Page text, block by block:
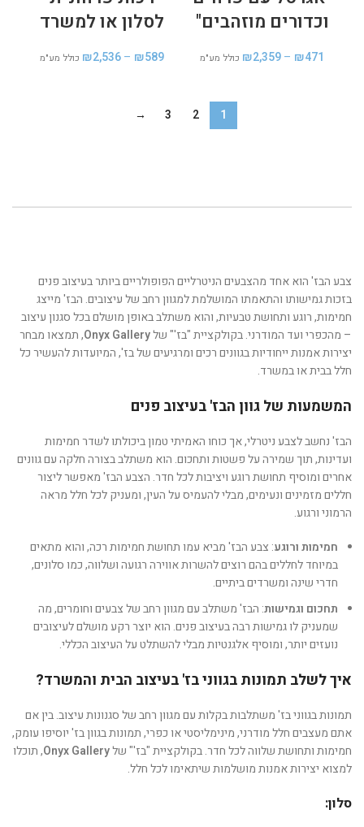
וכדורים מוזהבים"
₪471
–
₪2,359 כולל מע"מ
לסלון או למשרד
₪589
–
₪2,536 כולל מע"מ
1
2
3
→
צבע הבז' הוא אחד מהצבעים הניטרליים הפופולריים ביותר בעיצוב פנים
בזכות גמישותו והתאמתו המושלמת למגוון רחב של עיצובים. הבז' מייצג
חמימות, רוגע ותחושת טבעיות, והוא משתלב באופן מושלם בכל סגנון עיצוב
– מהכפרי ועד המודרני. בקולקציית "בז'" שלOnyx Gallery, תמצאו מבחר
יצירות אמנות ייחודיות בגוונים רכים ומרגיעים של בז', המיועדות להעשיר כל
חלל בבית או במשרד.
המשמעות של גוון הבז' בעיצוב פנים
הבז' נחשב לצבע ניטרלי, אך כוחו האמיתי טמון ביכולתו לשדר חמימות
ועדינות, תוך שמירה על פשטות ותחכום. הוא משתלב בצורה חלקה עם גוונים
אחרים ומוסיף תחושת רוגע ויציבות לכל חדר. הצבע הבז' מאפשר ליצור
חללים מזמינים ונעימים, מבלי להעמיס על העין, ומעניק לכל חלל מראה
הרמוני ורגוע.
חמימות ורוגע: צבע הבז' מביא עמו תחושת חמימות רכה, והוא מתאים
במיוחד לחללים בהם רוצים להשרות אווירה רגועה ושלווה, כמו סלונים,
חדרי שינה ומשרדים ביתיים.
תחכום וגמישות: הבז' משתלב עם מגוון רחב של צבעים וחומרים, מה
שמעניק לו גמישות רבה בעיצוב פנים. הוא יוצר רקע מושלם לעיצובים
נועזים יותר, ומוסיף אלגנטיות מבלי להשתלט על העיצוב הכללי.
איך לשלב תמונות בגווני בז' בעיצוב הבית והמשרד?
תמונות בגווני בז' משתלבות בקלות עם מגוון רחב של סגנונות עיצוב. בין אם
אתם מעצבים חלל מודרני, מינימליסטי או כפרי, תמונות בגוון בז' יוסיפו עומק,
חמימות ותחושת שלווה לכל חדר. בקולקציית "בז'" שלOnyx Gallery, תוכלו
למצוא יצירות אמנות מושלמות שיתאימו לכל חלל.
סלון: